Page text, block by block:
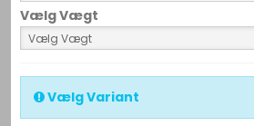
Vælg Vægt
Vælg Vægt
Vælg Variant